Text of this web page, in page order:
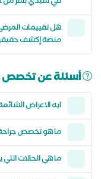
هل تقييمات
منصة إكشف
أسئلة عن تخصص
ايه الاعراض
ما هو تخصص
ما هي الحالات